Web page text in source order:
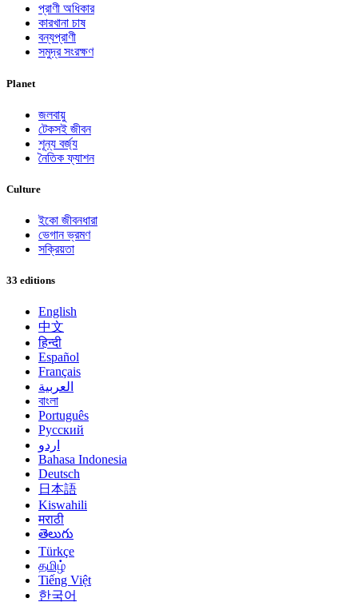
প্রাণী অধিকার
কারখানা চাষ
বন্যপ্রাণী
সমুদ্র সংরক্ষণ
Planet
জলবায়ু
টেকসই জীবন
শূন্য বর্জ্য
নৈতিক ফ্যাশন
Culture
ইকো জীবনধারা
ভেগান ভ্রমণ
সক্রিয়তা
33 editions
English
中文
हिन्दी
Español
Français
العربية
বাংলা
Português
Русский
اردو
Bahasa Indonesia
Deutsch
日本語
Kiswahili
मराठी
తెలుగు
Türkçe
தமிழ்
Tiếng Việt
한국어